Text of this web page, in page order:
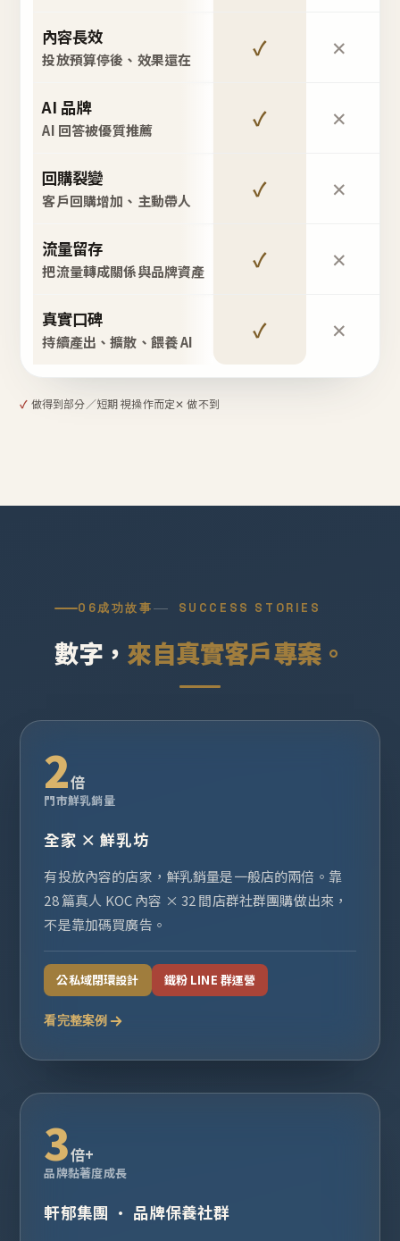
內容長效
投放預算停後、效果還在 ✓ ✕
AI 品牌
AI 回答被優質推薦 ✓ ✕
回購裂變
客戶回購增加、主動帶人 ✓ ✕
流量留存
把流量轉成關係與品牌資產 ✓ ✕
真實口碑
持續產出、擴散、餵養 AI ✓ ✕
✓ 做得到部分／短期 視操作而定✕ 做不到
06成功故事 SUCCESS STORIES
數字， 來自真實客戶專案。
2倍
門市鮮乳銷量
全家 × 鮮乳坊
有投放內容的店家，鮮乳銷量是一般店的兩倍。靠
28 篇真人 KOC 內容 × 32 間店群社群團購做出來，
不是靠加碼買廣告。
公私域閉環設計 鐵粉 LINE 群運營
看完整案例
3倍+
品牌黏著度成長
軒郁集團 · 品牌保養社群